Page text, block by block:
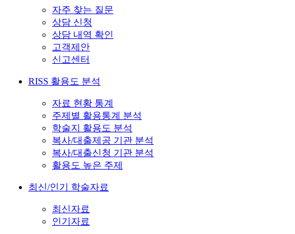
자주 찾는 질문
상담 신청
상담 내역 확인
고객제안
신고센터
RISS 활용도 분석
자료 현황 통계
주제별 활용통계 분석
학술지 활용도 분석
복사/대출제공 기관 분석
복사/대출신청 기관 분석
활용도 높은 주제
최신/인기 학술자료
최신자료
인기자료